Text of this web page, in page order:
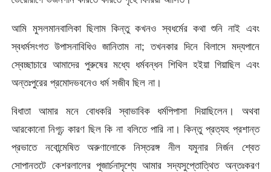
আমি মুসলমানবালিকা ছিলাম কিন্তু কখনও স্বধর্মের কথা শুনি নাই এবং
স্বধর্মসংগত উপাসনাবিধিও জানিতাম না; তখনকার দিনে বিলাসে মদ্যপানে
স্বেচ্ছাচারে আমাদের পুরুষের মধ্যে ধর্মবন্ধন শিথিল হইয়া গিয়াছিল এবং
অন্তঃপুরের প্রমোদভবনেও ধর্ম সজীব ছিল না।
বিধাতা আমার মনে বোধকরি স্বাভাবিক ধর্মপিপাসা দিয়াছিলেন। অথবা
আরকোনো নিগূঢ় কারণ ছিল কি না বলিতে পারি না। কিন্তু প্রত্যহ প্রশান্ত
প্রভাতে নবোন্মেষিত অরুণালোকে নিস্তরঙ্গ নীল যমুনার নির্জন শ্বেত
সোপানতটে কেশরলালের পূজার্চনাদৃশ্যে আমার সদ্যসুপ্তোত্থিত অন্তঃকরণ